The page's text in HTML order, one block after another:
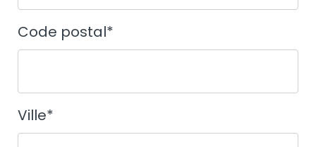
Code postal*
Ville*